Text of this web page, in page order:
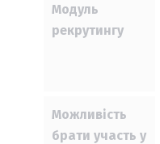
Модуль
рекрутингу
Можливість
брати участь у